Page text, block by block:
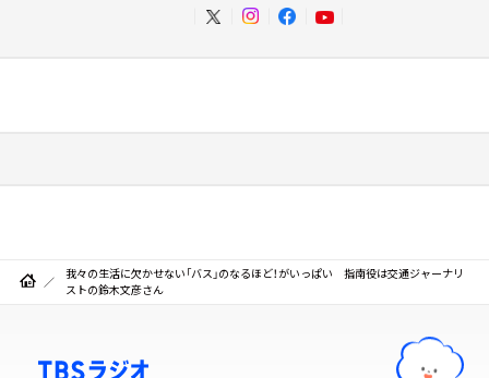
我々の生活に欠かせない「バス」のなるほど！がいっぱい 指南役は交通ジャーナリ
ストの鈴木文彦さん